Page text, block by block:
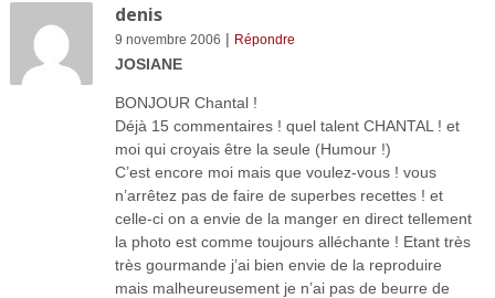
denis
9 novembre 2006 | Répondre
JOSIANE
BONJOUR Chantal !
Déjà 15 commentaires ! quel talent CHANTAL ! et
moi qui croyais être la seule (Humour !)
C’est encore moi mais que voulez-vous ! vous
n’arrêtez pas de faire de superbes recettes ! et
celle-ci on a envie de la manger en direct tellement
la photo est comme toujours alléchante ! Etant très
très gourmande j’ai bien envie de la reproduire
mais malheureusement je n’ai pas de beurre de